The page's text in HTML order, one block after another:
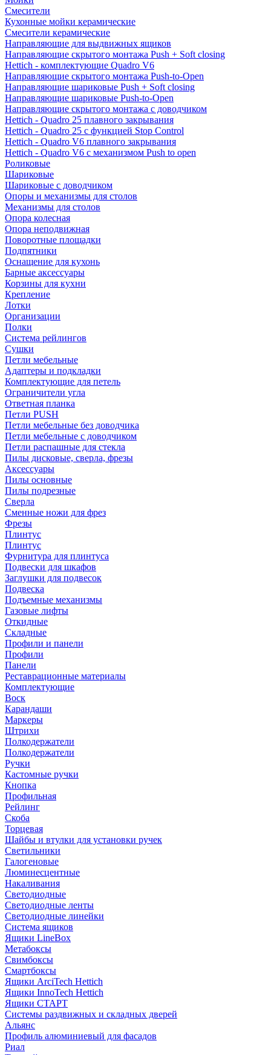
Смесители
Кухонные мойки керамические
Смесители керамические
Направляющие для выдвижных ящиков
Направляющие скрытого монтажа Push + Soft closing
Hettich - комплектующие Quadro V6
Направляющие скрытого монтажа Push-to-Open
Направляющие шариковые Push + Soft closing
Направляющие шариковые Push-to-Open
Направляющие скрытого монтажа с доводчиком
Hettich - Quadro 25 плавного закрывания
Hettich - Quadro 25 с функцией Stop Control
Hettich - Quadro V6 плавного закрывания
Hettich - Quadro V6 с механизмом Push to open
Роликовые
Шариковые
Шариковые с доводчиком
Опоры и механизмы для столов
Механизмы для столов
Опора колесная
Опора неподвижная
Поворотные площадки
Подпятники
Оснащение для кухонь
Барные аксессуары
Корзины для кухни
Крепление
Лотки
Организации
Полки
Система рейлингов
Сушки
Петли мебельные
Адаптеры и подкладки
Комплектующие для петель
Ограничители угла
Ответная планка
Петли PUSH
Петли мебельные без доводчика
Петли мебельные с доводчиком
Петли распашные для стекла
Пилы дисковые, сверла, фрезы
Аксессуары
Пилы основные
Пилы подрезные
Сверла
Сменные ножи для фрез
Фрезы
Плинтус
Плинтус
Фурнитура для плинтуса
Подвески для шкафов
Заглушки для подвесок
Подвеска
Подъемные механизмы
Газовые лифты
Откидные
Складные
Профили и панели
Профили
Панели
Реставрационные материалы
Комплектующие
Воск
Карандаши
Маркеры
Штрихи
Полкодержатели
Полкодержатели
Ручки
Кастомные ручки
Кнопка
Профильная
Рейлинг
Скоба
Торцевая
Шайбы и втулки для установки ручек
Светильники
Галогеновые
Люминесцентные
Накаливания
Светодиодные
Светодиодные ленты
Светодиодные линейки
Система ящиков
Ящики LineBox
Метабоксы
Свимбоксы
Смартбоксы
Ящики ArciTech Hettich
Ящики InnoTech Hettich
Ящики СТАРТ
Системы раздвижных и складных дверей
Альянс
Профиль алюминиевый для фасадов
Риал